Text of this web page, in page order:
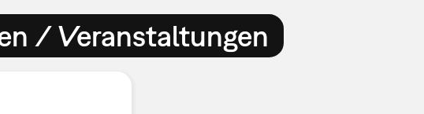
/ Veranstaltungen